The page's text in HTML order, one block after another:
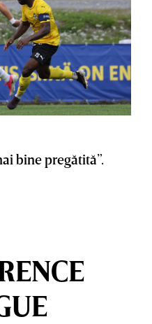
bine pregătită”.